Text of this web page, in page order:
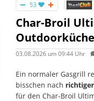
53
Char-Broil
03.08.2026 um 09:44 Uhr
Ein normaler Gasgrill
bisschen nach
für den Char-Broil